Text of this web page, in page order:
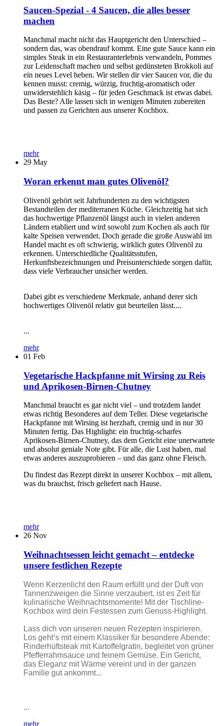
Saucen-Spezial - 4 Saucen, die alles besser
machen
Manchmal macht nicht das Hauptgericht den Unterschied –
sondern das, was obendrauf kommt. Eine gute Sauce kann ein
simples Steak in ein Restauranterlebnis verwandeln, Pommes
zur Leidenschaft machen und selbst gedünsteten Brokkoli auf
ein neues Level heben. Wir stellen dir vier Saucen vor, die du
kennen musst: cremig, würzig, fruchtig-aromatisch oder
unwiderstehlich käsig – für jeden Geschmack ist etwas dabei.
Das Beste? Alle lassen sich in wenigen Minuten zubereiten
und passen zu Gerichten aus unserer Kochbox.
mehr
29 May
Woran erkennt man gutes Olivenöl?
Olivenöl gehört seit Jahrhunderten zu den wichtigsten
Bestandteilen der mediterranen Küche. Gleichzeitig hat sich
das hochwertige Pflanzenöl längst auch in vielen anderen
Ländern etabliert und wird sowohl zum Kochen als auch für
kalte Speisen verwendet. Doch gerade die große Auswahl im
Handel macht es oft schwierig, wirklich gutes Olivenöl zu
erkennen. Unterschiedliche Qualitätsstufen,
Herkunftsbezeichnungen und Preisunterschiede sorgen dafür,
dass viele Verbraucher unsicher werden.
Dabei gibt es verschiedene Merkmale, anhand derer sich
hochwertiges Olivenöl relativ gut beurteilen lässt....
...
mehr
01 Feb
Vegetarische Hackpfanne mit Wirsing zu Reis
und Aprikosen-Birnen-Chutney
Manchmal braucht es gar nicht viel – und trotzdem landet
etwas richtig Besonderes auf dem Teller. Diese vegetarische
Hackpfanne mit Wirsing ist herzhaft, cremig und in nur 30
Minuten fertig. Das Highlight: ein fruchtig-scharfes
Aprikosen-Birnen-Chutney, das dem Gericht eine unerwartete
und absolut geniale Note gibt. Für alle, die Lust haben, mal
etwas anderes auszuprobieren – und das ganz ohne Fleisch.
Du findest das Rezept direkt in unserer Kochbox – mit allem,
was du brauchst, frisch geliefert nach Hause.
mehr
26 Nov
Weihnachtsessen leicht gemacht – entdecke
unsere festlichen Rezepte
Wenn Kerzenlicht den Raum erfüllt und der Duft von
Tannenzweigen die Sinne verzaubert, ist es Zeit für
kulinarische Weihnachtsmomente! Mit der Tischline-
Kochbox wird dein Festessen zum Genuss-Highlight.
Lass dich von unseren neuen Rezepten inspirieren.
Los geht’s mit einem Klassiker für besondere Abende:
Rinderhüftsteak mit Kartoffelgratin, begleitet von grüner
Pfefferrahmsauce und feinem Gemüse. Ein Gericht,
das Eleganz mit Wärme vereint und in der ganzen
Familie gut ankommt...
...
mehr